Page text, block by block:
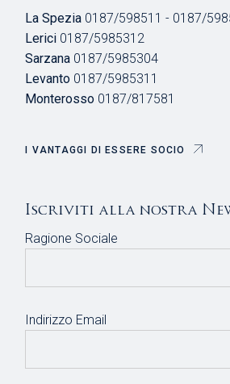
La Spezia 0187/598511 - 0187/
Lerici 0187/5985312
Sarzana 0187/5985304
Levanto 0187/5985311
Monterosso 0187/817581
I VANTAGGI DI ESSERE SOCIO
Iscriviti alla nostra
Ragione Sociale
Indirizzo Email